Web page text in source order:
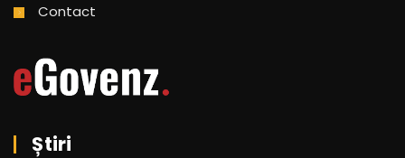
Contact
Știri